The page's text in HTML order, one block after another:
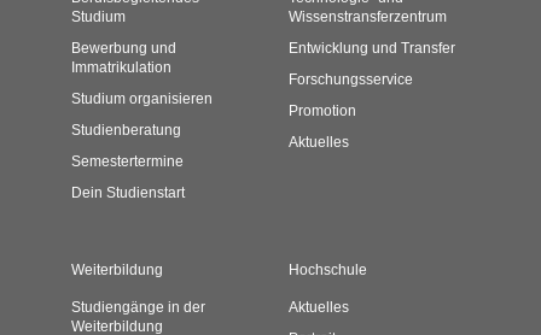
Studium
Bewerbung und
Immatrikulation
Studium organisieren
Studienberatung
Semestertermine
Dein Studienstart
Wissenstransferzentrum
Entwicklung und Transfer
Forschungsservice
Promotion
Aktuelles
Weiterbildung
Studiengänge in der
Weiterbildung
Hochschule
Aktuelles